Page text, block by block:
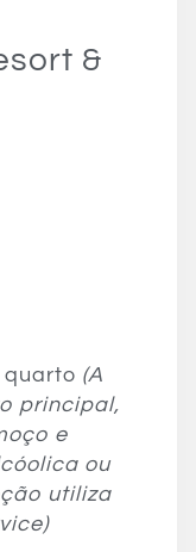
&
quarto (A
principal,
e
ou
utiliza